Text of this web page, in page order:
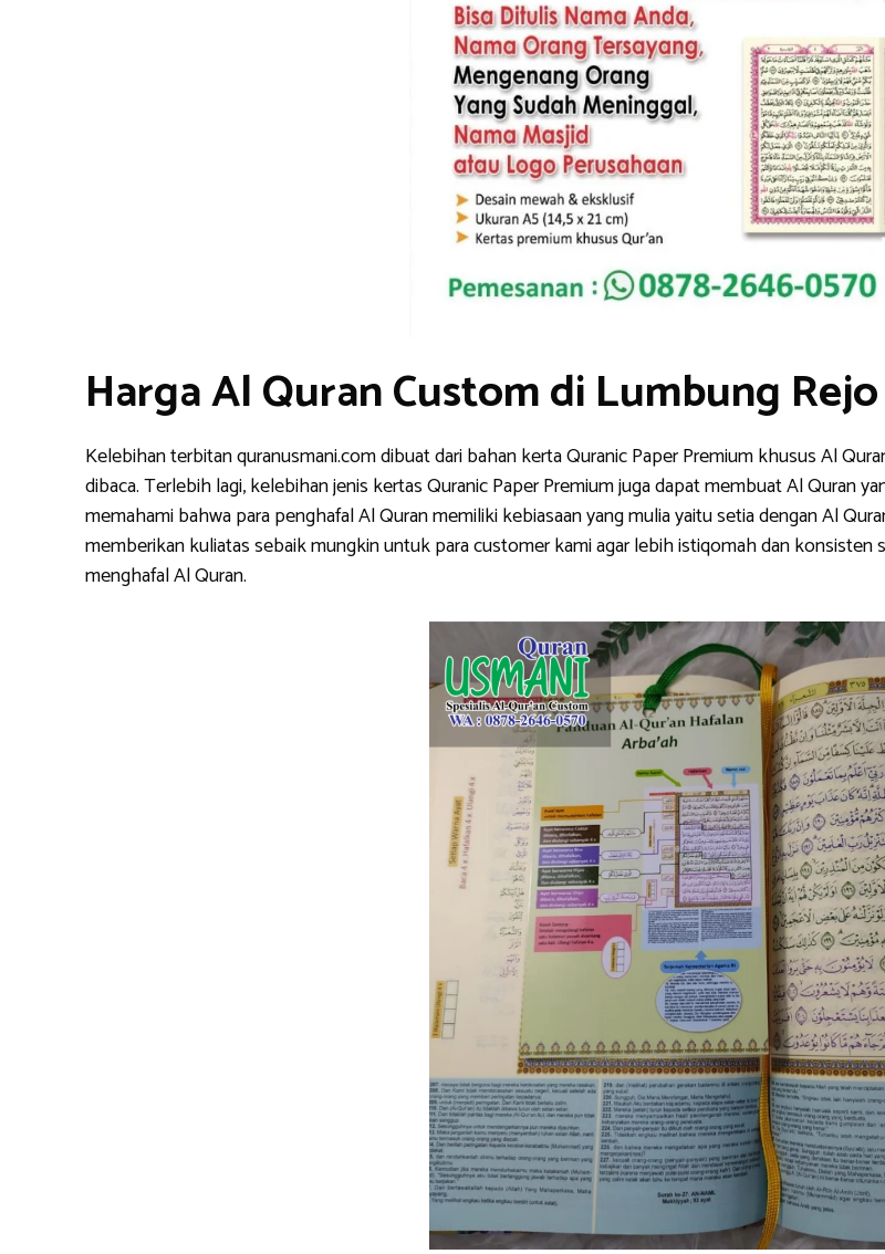
Harga Al Quran Custom di Lumbung
Kelebihan terbitan quranusmani.com dibuat dari bahan kerta Quranic Paper Premium khusus Al
dibaca. Terlebih lagi, kelebihan jenis kertas Quranic Paper Premium juga dapat membuat Al Quran
memahami bahwa para penghafal Al Quran memiliki kebiasaan yang mulia yaitu setia dengan Al
memberikan kuliatas sebaik mungkin untuk para customer kami agar lebih istiqomah dan konsisten
menghafal Al Quran.